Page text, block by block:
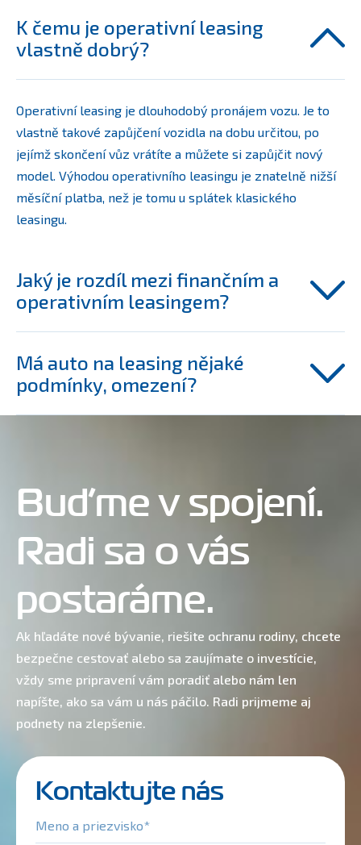
K čemu je operativní leasing
vlastně dobrý?
Operativní leasing je dlouhodobý pronájem vozu. Je to
vlastně takové zapůjčení vozidla na dobu určitou, po
jejímž skončení vůz vrátíte a můžete si zapůjčit nový
model. Výhodou operativního leasingu je znatelně nižší
měsíční platba, než je tomu u splátek klasického
leasingu.
Jaký je rozdíl mezi finančním a
operativním leasingem?
Má auto na leasing nějaké
podmínky, omezení?
Buďme v spojení.
Radi sa o vás
postaráme.
Ak hľadáte nové bývanie, riešite ochranu rodiny, chcete
bezpečne cestovať alebo sa zaujímate o investície,
vždy sme pripravení vám poradiť alebo nám len
napíšte, ako sa vám u nás páčilo. Radi prijmeme aj
podnety na zlepšenie.
Kontaktujte nás
Meno a priezvisko